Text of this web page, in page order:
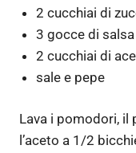
2 cucchiai di
3 gocce di
2 cucchiai di
sale e pepe
Lava i pomodori, il
l’aceto a 1/2